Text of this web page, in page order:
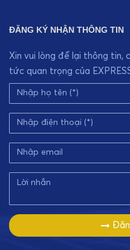
ĐĂNG KÝ NHẬN THÔNG TIN
Xin vui lòng để lại thông tin,
tức quan trọng của